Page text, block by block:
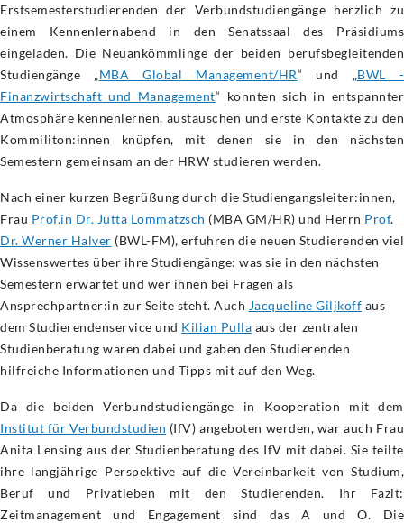
Erstsemesterstudierenden der Verbundstudiengänge herzlich zu
einem Kennenlernabend in den Senatssaal des Präsidiums
eingeladen. Die Neuankömmlinge der beiden berufsbegleitenden
Studiengänge „MBA Global Management/HR“ und „BWL -
Finanzwirtschaft und Management“ konnten sich in entspannter
Atmosphäre kennenlernen, austauschen und erste Kontakte zu den
Kommiliton:innen knüpfen, mit denen sie in den nächsten
Semestern gemeinsam an der HRW studieren werden.
Nach einer kurzen Begrüßung durch die Studiengangsleiter:innen,
Frau Prof.in Dr. Jutta Lommatzsch (MBA GM/HR) und Herrn Prof.
Dr. Werner Halver (BWL-FM), erfuhren die neuen Studierenden viel
Wissenswertes über ihre Studiengänge: was sie in den nächsten
Semestern erwartet und wer ihnen bei Fragen als
Ansprechpartner:in zur Seite steht. Auch Jacqueline Giljkoff aus
dem Studierendenservice und Kilian Pulla aus der zentralen
Studienberatung waren dabei und gaben den Studierenden
hilfreiche Informationen und Tipps mit auf den Weg.
Da die beiden Verbundstudiengänge in Kooperation mit dem
Institut für Verbundstudien (IfV) angeboten werden, war auch Frau
Anita Lensing aus der Studienberatung des IfV mit dabei. Sie teilte
ihre langjährige Perspektive auf die Vereinbarkeit von Studium,
Beruf und Privatleben mit den Studierenden. Ihr Fazit:
Zeitmanagement und Engagement sind das A und O. Die